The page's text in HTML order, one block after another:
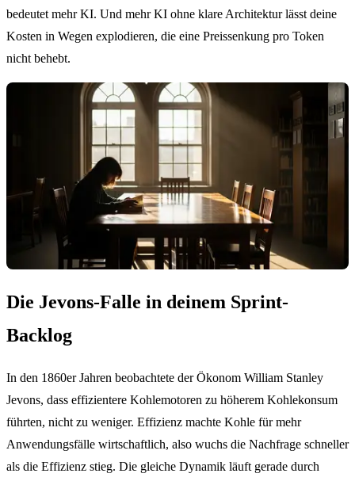
bedeutet mehr KI. Und mehr KI ohne klare Architektur lässt deine
Kosten in Wegen explodieren, die eine Preissenkung pro Token
nicht behebt.
Die Jevons-Falle in deinem Sprint-
Backlog
In den 1860er Jahren beobachtete der Ökonom William Stanley
Jevons, dass effizientere Kohlemotoren zu höherem Kohlekonsum
führten, nicht zu weniger. Effizienz machte Kohle für mehr
Anwendungsfälle wirtschaftlich, also wuchs die Nachfrage schneller
als die Effizienz stieg. Die gleiche Dynamik läuft gerade durch